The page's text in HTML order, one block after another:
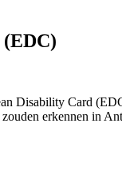
Disability Card
erkennen in